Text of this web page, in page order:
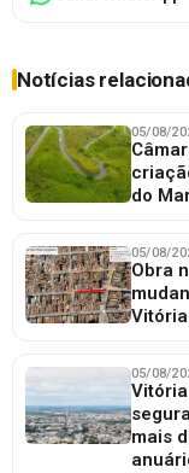
Notícias
05/08/
do
05/08/
Obra
05/08/
mais